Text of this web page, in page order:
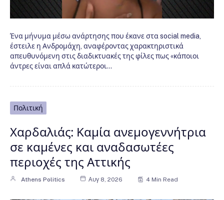
Ένα μήνυμα μέσω ανάρτησης που έκανε στα social media,
έστειλε η Ανδρομάχη, αναφέροντας χαρακτηριστικά
απευθυνόμενη στις διαδικτυακές της φίλες πως «κάποιοι
άντρες είναι απλά κατώτεροι…
Πολιτική
Χαρδαλιάς: Καμία ανεμογεννήτρια
σε καμένες και αναδασωτέες
περιοχές της Αττικής
Athens Politics Αυγ 8, 2026 4 Min Read